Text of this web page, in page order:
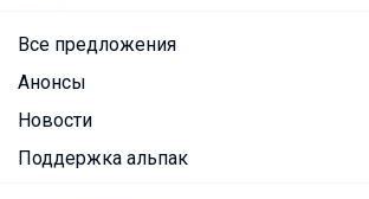
Все предложения
Анонсы
Новости
Поддержка альпак